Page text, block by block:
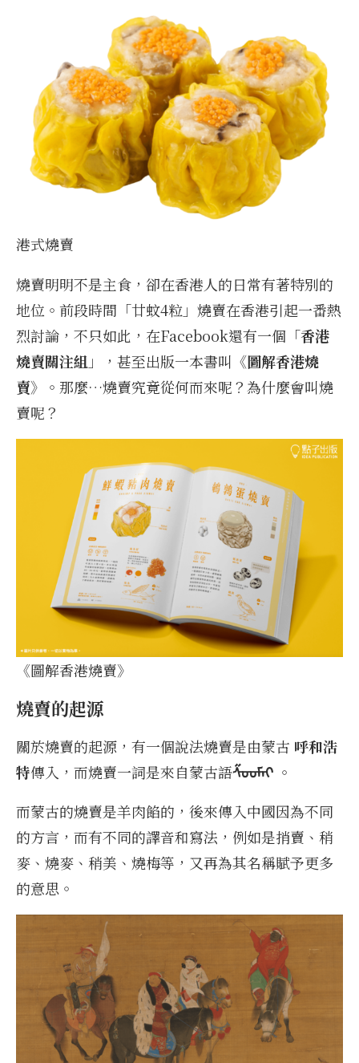
港式燒賣
燒賣明明不是主食，卻在香港人的日常有著特別的
地位。前段時間「廿蚊4粒」燒賣在香港引起一番熱
烈討論，不只如此，在Facebook還有一個「香港
燒賣關注組 」，甚至出版一本書叫 《圖解香港燒
賣》 。那麼…燒賣究竟從何而來呢？為什麼會叫燒
賣呢？
《圖解香港燒賣》
燒賣的起源
關於燒賣的起源，有一個說法燒賣是由蒙古 呼和浩
特傳入，而燒賣一詞是來自蒙古語ᠱᠤᠤᠮᠠᠢ 。
而蒙古的燒賣是羊肉餡的，後來傳入中國因為不同
的方言，而有不同的譯音和寫法，例如是捎賣、稍
麥、燒麥、稍美、燒梅等，又再為其名稱賦予更多
的意思。